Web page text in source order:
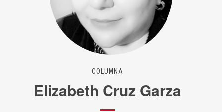
COLUMNA
Elizabeth Cruz Garza